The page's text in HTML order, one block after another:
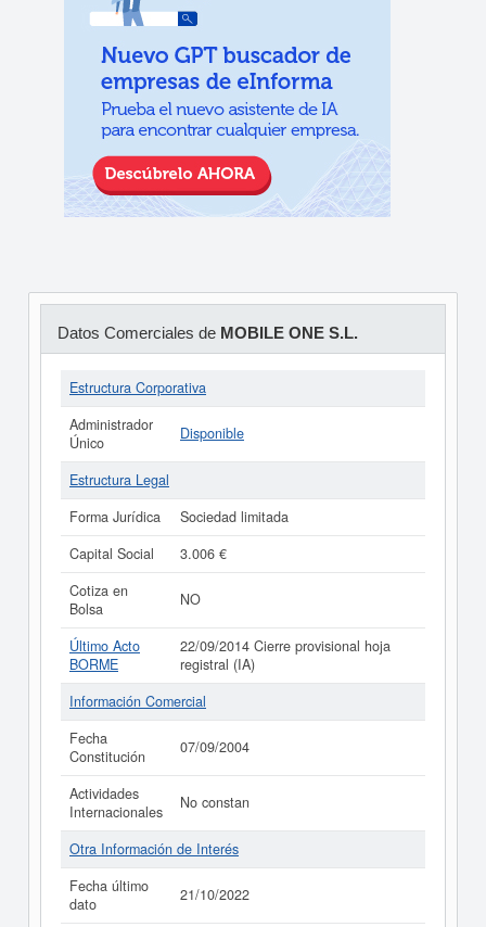
Datos Comerciales de MOBILE ONE S.L.
Estructura Corporativa
Administrador
Único
Disponible
Estructura Legal
Forma Jurídica
Sociedad limitada
Capital Social
3.006 €
Cotiza en
Bolsa
NO
Último Acto
BORME
22/09/2014 Cierre provisional hoja
registral (IA)
Información Comercial
Fecha
Constitución
07/09/2004
Actividades
Internacionales
No constan
Otra Información de Interés
Fecha último
dato
21/10/2022